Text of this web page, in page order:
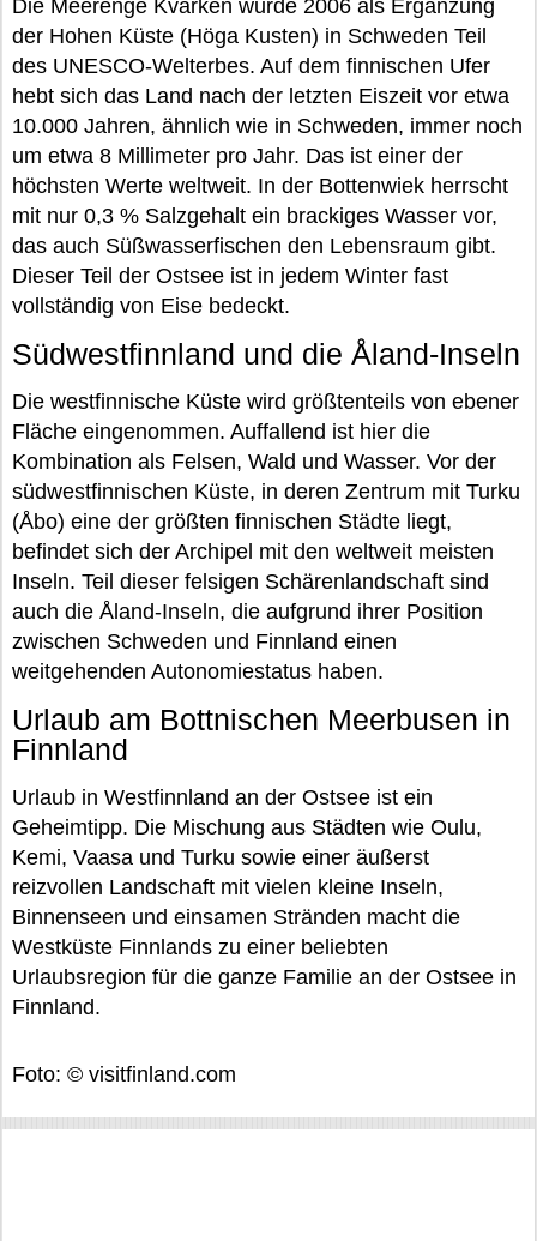
Die Meerenge Kvarken wurde 2006 als Ergänzung
der Hohen Küste (Höga Kusten) in Schweden Teil
des UNESCO-Welterbes. Auf dem finnischen Ufer
hebt sich das Land nach der letzten Eiszeit vor etwa
10.000 Jahren, ähnlich wie in Schweden, immer noch
um etwa 8 Millimeter pro Jahr. Das ist einer der
höchsten Werte weltweit. In der Bottenwiek herrscht
mit nur 0,3 % Salzgehalt ein brackiges Wasser vor,
das auch Süßwasserfischen den Lebensraum gibt.
Dieser Teil der Ostsee ist in jedem Winter fast
vollständig von Eise bedeckt.
Südwestfinnland und die Åland-Inseln
Die westfinnische Küste wird größtenteils von ebener
Fläche eingenommen. Auffallend ist hier die
Kombination als Felsen, Wald und Wasser. Vor der
südwestfinnischen Küste, in deren Zentrum mit Turku
(Åbo) eine der größten finnischen Städte liegt,
befindet sich der Archipel mit den weltweit meisten
Inseln. Teil dieser felsigen Schärenlandschaft sind
auch die Åland-Inseln, die aufgrund ihrer Position
zwischen Schweden und Finnland einen
weitgehenden Autonomiestatus haben.
Urlaub am Bottnischen Meerbusen in
Finnland
Urlaub in Westfinnland an der Ostsee ist ein
Geheimtipp. Die Mischung aus Städten wie Oulu,
Kemi, Vaasa und Turku sowie einer äußerst
reizvollen Landschaft mit vielen kleine Inseln,
Binnenseen und einsamen Stränden macht die
Westküste Finnlands zu einer beliebten
Urlaubsregion für die ganze Familie an der Ostsee in
Finnland.
Foto: © visitfinland.com